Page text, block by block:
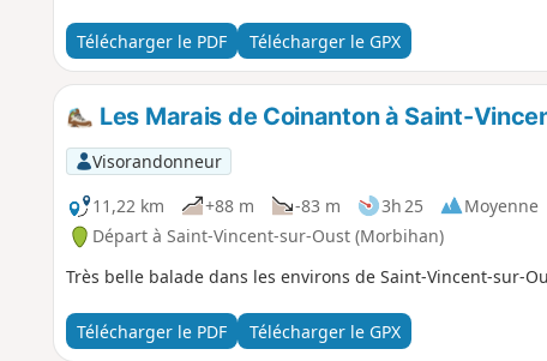
Télécharger le PDF Télécharger le GPX
Les Marais de Coinanton à Saint-
Visorandonneur
11,22 km
+88 m -83 m 3h 25
Moyenne
Départ à Saint-Vincent-sur-Oust (Morbihan)
Très belle balade dans les environs de Saint-Vincent-sur-
Télécharger le PDF Télécharger le GPX